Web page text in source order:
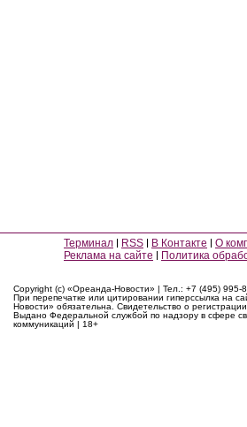
Терминал RSS В Контакте О
Реклама на сайте
Политика
Copyright (c) «Ореанда-Новости» | Тел.: +7 (495) 995-
При перепечатке или цитировании гиперссылка на
Новости» обязательна. Свидетельство о
Выдано Федеральной службой по надзору в сфере
коммуникаций | 18+